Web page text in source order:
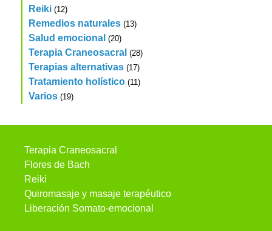
Reiki (12)
Remedios naturales (13)
Salud emocional (20)
Terapia Craneosacral (28)
Terapias alternativas (17)
Tratamiento holístico (11)
Varios (19)
Terapia Craneosacral
Flores de Bach
Reiki
Quiromasaje y masaje terapéutico
Liberación Somato-emocional